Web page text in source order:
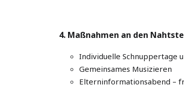
4. Maßnahmen an den
Individuelle Schnuppertage
Gemeinsames Musizieren
Elterninformationsabend –